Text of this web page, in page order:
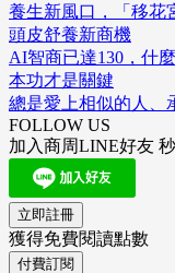
養生新風口，「移花
頭皮舒養新商機
AI智商已達130，什
本功才是關鍵
總是愛上相似的人、
FOLLOW US
加入商周LINE好友
立即註冊
獲得免費閱讀點數
付費訂閱